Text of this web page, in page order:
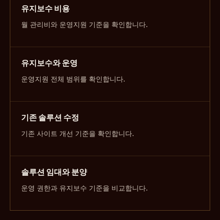
유지보수 비용
월 관리비와 운영지원 기준을 확인합니다.
유지보수와 운영
운영지원 전체 범위를 확인합니다.
기존 솔루션 수정
기존 사이트 개선 기준을 확인합니다.
솔루션 임대와 분양
운영 권한과 유지보수 기준을 비교합니다.